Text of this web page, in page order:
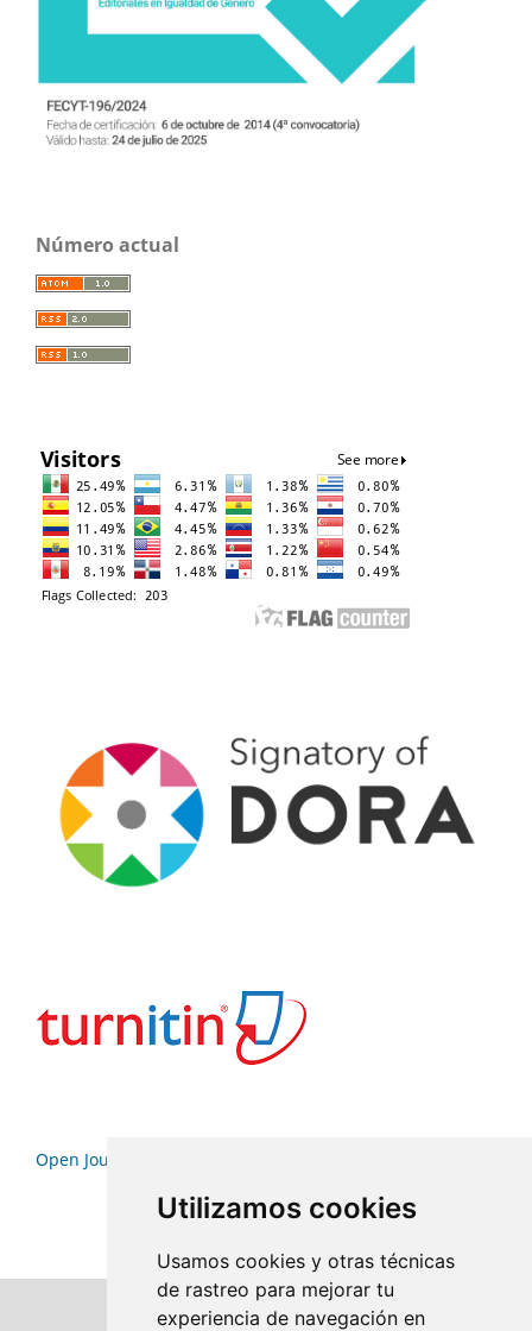
Utilizamos cookies
Usamos cookies y otras técnicas
de rastreo para mejorar tu
experiencia de navegación en
Número actual
Open Journal Systems